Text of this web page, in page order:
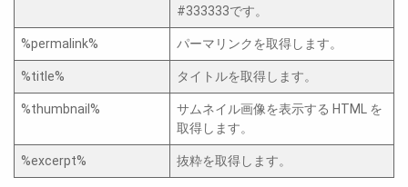
#333333です。
%permalink% パーマリンクを取得します。
%title% タイトルを取得します。
%thumbnail%
サムネイル画像を表示する HTML を
取得します。
%excerpt% 抜粋を取得します。